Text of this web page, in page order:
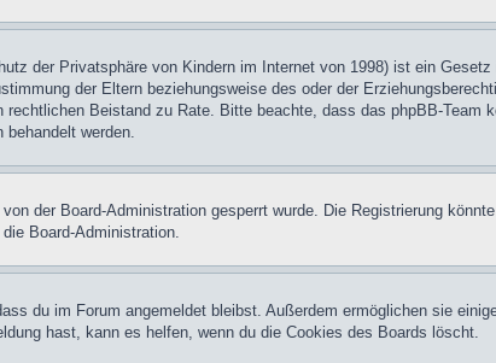
der Privatsphäre von Kindern im Internet von 1998) ist ein
der Eltern beziehungsweise des oder der
Beistand zu Rate. Bitte beachte, dass das phpBB-Team
werden.
der Board-Administration gesperrt wurde. Die Registrierung
Board-Administration.
du im Forum angemeldet bleibst. Außerdem ermöglichen sie
hast, kann es helfen, wenn du die Cookies des Boards löscht.